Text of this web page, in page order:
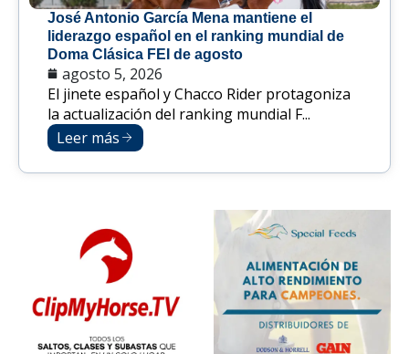
José Antonio García Mena mantiene el
liderazgo español en el ranking mundial de
Doma Clásica FEI de agosto
agosto 5, 2026
El jinete español y Chacco Rider protagoniza
la actualización del ranking mundial F...
Leer más